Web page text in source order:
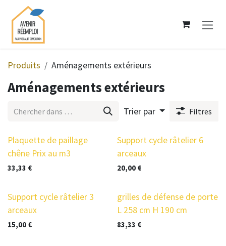
Se rendre au contenu
Produits Aménagements extérieurs
Aménagements extérieurs
Trier par Filtres
prix en baisse
Plaquette de paillage
chêne Prix au m3
33,33 €
Support cycle râtelier 6
arceaux
20,00€
Support cycle râtelier 3
arceaux
15,00 €
grilles de défense de porte
L 258 cm H 190 cm
83,33 €